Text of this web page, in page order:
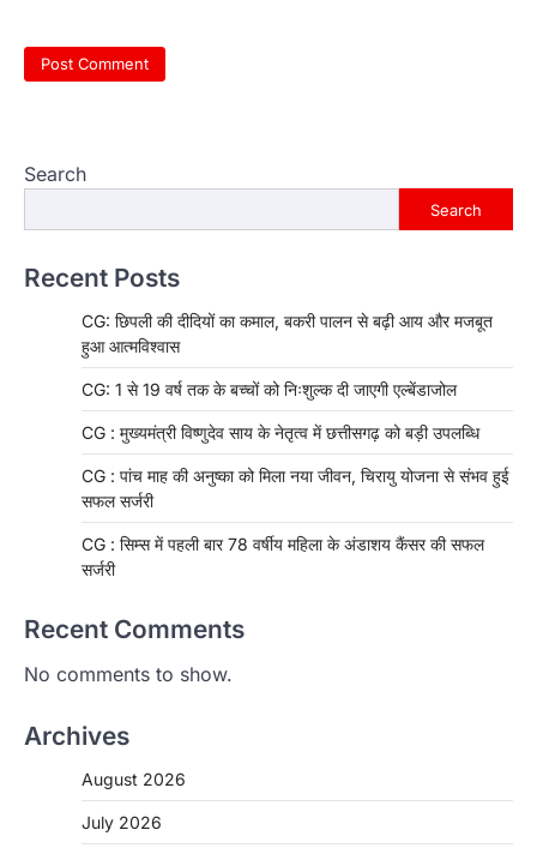
Search
Search
Recent Posts
CG: छिपली की दीदियों का कमाल, बकरी पालन से बढ़ी आय और मजबूत
हुआ आत्मविश्वास
CG: 1 से 19 वर्ष तक के बच्चों को निःशुल्क दी जाएगी एल्बेंडाजोल
CG : मुख्यमंत्री विष्णुदेव साय के नेतृत्व में छत्तीसगढ़ को बड़ी उपलब्धि
CG : पांच माह की अनुष्का को मिला नया जीवन, चिरायु योजना से संभव हुई
सफल सर्जरी
CG : सिम्स में पहली बार 78 वर्षीय महिला के अंडाशय कैंसर की सफल
सर्जरी
Recent Comments
No comments to show.
Archives
August 2026
July 2026